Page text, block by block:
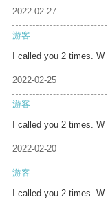
2022-02-27
游客
I called you 2 times. W
2022-02-25
游客
I called you 2 times. W
2022-02-20
游客
I called you 2 times. W